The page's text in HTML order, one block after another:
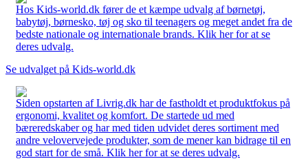
Hos Kids-world.dk fører de et kæmpe udvalg af børnetøj,
babytøj, børnesko, tøj og sko til teenagers og meget andet fra de
bedste nationale og internationale brands. Klik her for at se
deres udvalg.
Se udvalget på Kids-world.dk
Siden opstarten af Livrig.dk har de fastholdt et produktfokus på
ergonomi, kvalitet og komfort. De startede ud med
bæreredskaber og har med tiden udvidet deres sortiment med
andre velovervejede produkter, som de mener kan bidrage til en
god start for de små. Klik her for at se deres udvalg.